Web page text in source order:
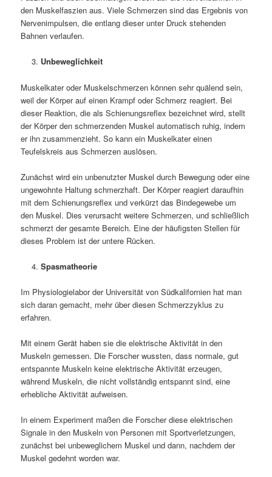
den Muskelfaszien aus. Viele Schmerzen sind das Ergebnis von
Nervenimpulsen, die entlang dieser unter Druck stehenden
Bahnen verlaufen.
Unbeweglichkeit
Muskelkater oder Muskelschmerzen können sehr quälend sein,
weil der Körper auf einen Krampf oder Schmerz reagiert. Bei
dieser Reaktion, die als Schienungsreflex bezeichnet wird, stellt
der Körper den schmerzenden Muskel automatisch ruhig, indem
er ihn zusammenzieht. So kann ein Muskelkater einen
Teufelskreis aus Schmerzen auslösen.
Zunächst wird ein unbenutzter Muskel durch Bewegung oder eine
ungewohnte Haltung schmerzhaft. Der Körper reagiert daraufhin
mit dem Schienungsreflex und verkürzt das Bindegewebe um
den Muskel. Dies verursacht weitere Schmerzen, und schließlich
schmerzt der gesamte Bereich. Eine der häufigsten Stellen für
dieses Problem ist der untere Rücken.
Spasmatheorie
Im Physiologielabor der Universität von Südkalifornien hat man
sich daran gemacht, mehr über diesen Schmerzzyklus zu
erfahren.
Mit einem Gerät haben sie die elektrische Aktivität in den
Muskeln gemessen. Die Forscher wussten, dass normale, gut
entspannte Muskeln keine elektrische Aktivität erzeugen,
während Muskeln, die nicht vollständig entspannt sind, eine
erhebliche Aktivität aufweisen.
In einem Experiment maßen die Forscher diese elektrischen
Signale in den Muskeln von Personen mit Sportverletzungen,
zunächst bei unbeweglichem Muskel und dann, nachdem der
Muskel gedehnt worden war.